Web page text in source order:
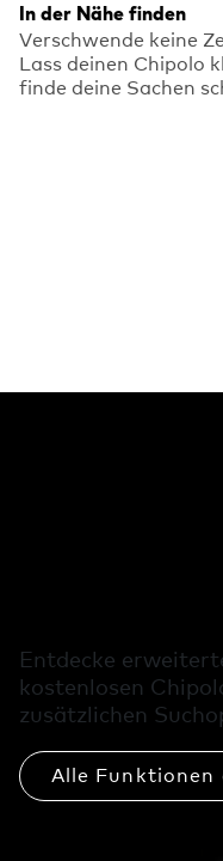
In der Nähe finden
Verschwende keine
Lass deinen Chipolo
finde deine Sachen
Entdecke
kostenlosen
zusätzlichen
Alle Funktionen